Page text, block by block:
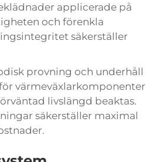
applicerade på
och förenkla
säkerställer
provning och underhåll
värmeväxlarkomponenter
livslängd beaktas.
säkerställer maximal